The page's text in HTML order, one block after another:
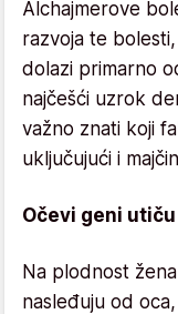
Alchajmerove
razvoja te
dolazi primarno
najčešći uzrok
važno znati koji
uključujući i
Očevi geni
Na plodnost
nasleđuju od